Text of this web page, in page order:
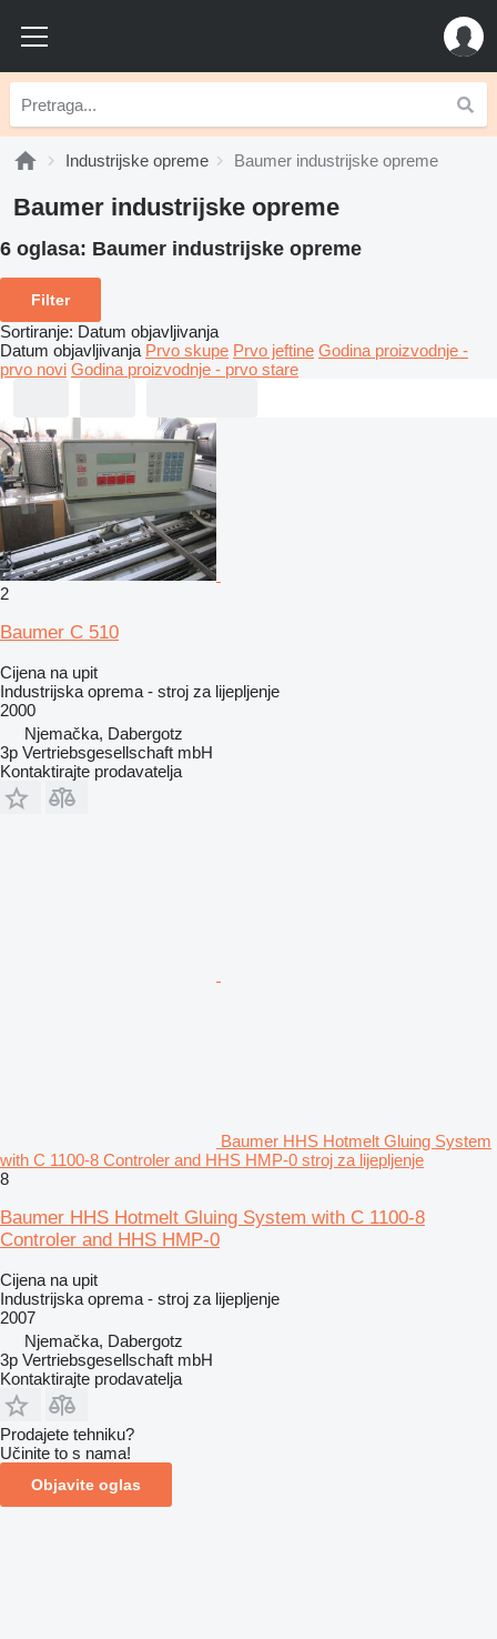
Industrijske opreme Baumer industrijske opreme
Baumer industrijske opreme
6 oglasa: Baumer industrijske opreme
Filter
Sortiranje: Datum objavljivanja
Datum objavljivanja Prvo skupe Prvo jeftine Godina proizvodnje -
prvo novi Godina proizvodnje - prvo stare
2
Baumer C 510
Cijena na upit
Industrijska oprema - stroj za lijepljenje
2000
Njemačka, Dabergotz
3p Vertriebsgesellschaft mbH
Kontaktirajte prodavatelja
Baumer HHS Hotmelt Gluing System
with C 1100-8 Controler and HHS HMP-0 stroj za lijepljenje
8
Baumer HHS Hotmelt Gluing System with C 1100-8
Controler and HHS HMP-0
Cijena na upit
Industrijska oprema - stroj za lijepljenje
2007
Njemačka, Dabergotz
3p Vertriebsgesellschaft mbH
Kontaktirajte prodavatelja
Prodajete tehniku?
Učinite to s nama!
Objavite oglas